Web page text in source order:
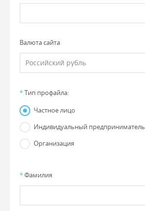
Валюта сайта
*Тип профайла:
Частное лицо
Индивидуальный предприниматель
Организация
*Фамилия